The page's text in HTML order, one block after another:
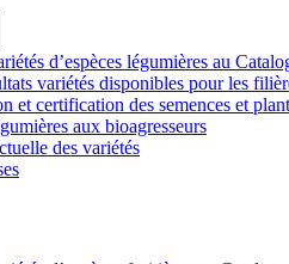
d’espèces légumières au
variétés disponibles pour les
et certification des semences et
aux bioagresseurs
des variétés